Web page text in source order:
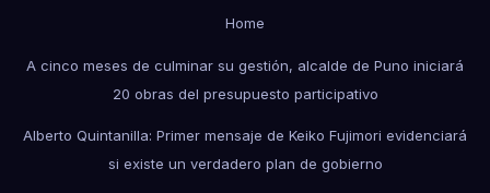
Home
A cinco meses de culminar su gestión, alcalde de Puno iniciará
20 obras del presupuesto participativo
Alberto Quintanilla: Primer mensaje de Keiko Fujimori evidenciará
si existe un verdadero plan de gobierno